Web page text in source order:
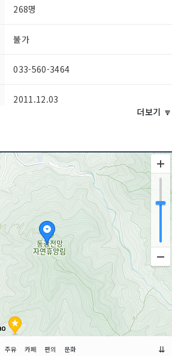
268명
불가
033-560-3464
2011.12.03
14:00~익일12:00
더보기 🔽
주유 카페 편의 문화 ⇊